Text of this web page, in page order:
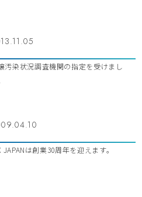
汚染状況調査機関の指定を受けまし
JAPANは創業30周年を迎えます。